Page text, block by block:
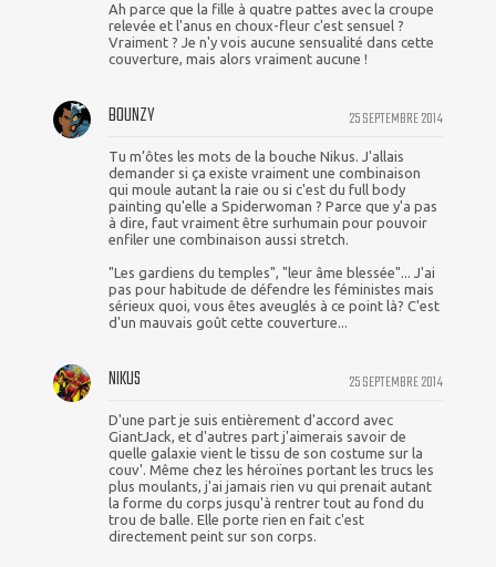
Ah parce que la fille à quatre pattes avec la croupe
relevée et l'anus en choux-fleur c'est sensuel ?
Vraiment ? Je n'y vois aucune sensualité dans cette
couverture, mais alors vraiment aucune !
25 SEPTEMBRE 2014
BOUNZY
Tu m’ôtes les mots de la bouche Nikus. J'allais
demander si ça existe vraiment une combinaison
qui moule autant la raie ou si c'est du full body
painting qu'elle a Spiderwoman ? Parce que y'a pas
à dire, faut vraiment être surhumain pour pouvoir
enfiler une combinaison aussi stretch.
"Les gardiens du temples", "leur âme blessée"... J'ai
pas pour habitude de défendre les féministes mais
sérieux quoi, vous êtes aveuglés à ce point là? C'est
d'un mauvais goût cette couverture...
25 SEPTEMBRE 2014
NIKUS
D'une part je suis entièrement d'accord avec
GiantJack, et d'autres part j'aimerais savoir de
quelle galaxie vient le tissu de son costume sur la
couv'. Même chez les héroïnes portant les trucs les
plus moulants, j'ai jamais rien vu qui prenait autant
la forme du corps jusqu'à rentrer tout au fond du
trou de balle. Elle porte rien en fait c'est
directement peint sur son corps.